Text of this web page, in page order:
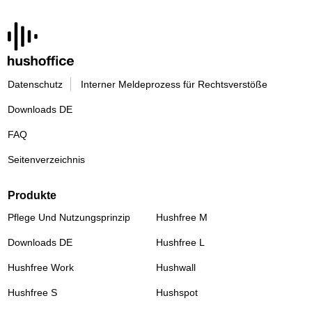
Datenschutz Interner Meldeprozess für Rechtsverstöße
Downloads DE
FAQ
Seitenverzeichnis
Produkte
Pflege Und Nutzungsprinzip
Downloads DE
Hushfree Work
Hushfree S
Hushfree M
Hushfree L
Hushwall
Hushspot